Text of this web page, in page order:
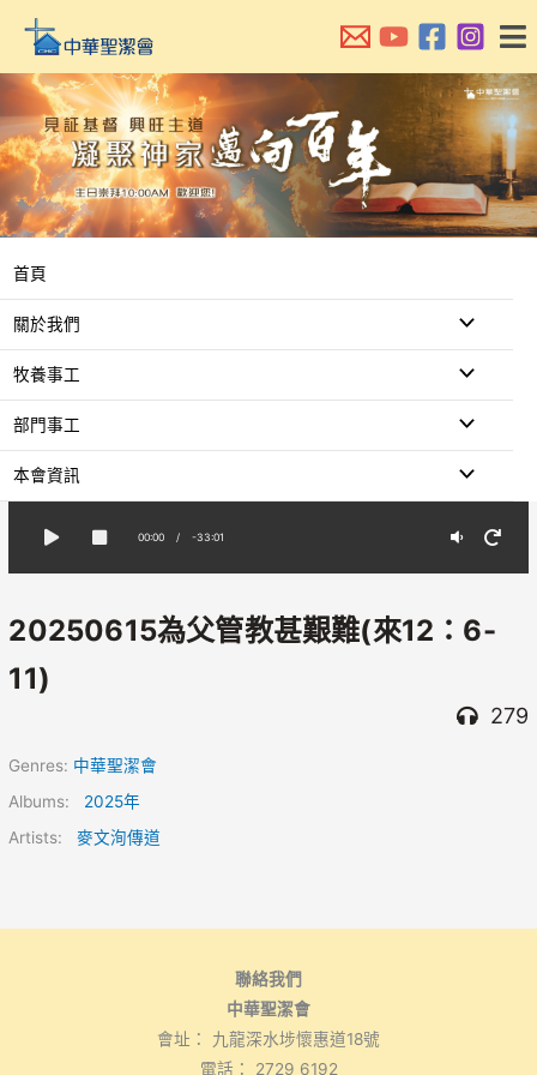
主
內
容
首頁
關於我們
牧養事工
部門事工
本會資訊
00:00 / -33:01
20250615為父管教甚艱難(來12：6-
11)
279
Genres: 中華聖潔會
Albums: 2025年
Artists:麥文洵傳道
聯絡我們
中華聖潔會
會址： 九龍深水埗懷惠道18號
電話： 2729 6192